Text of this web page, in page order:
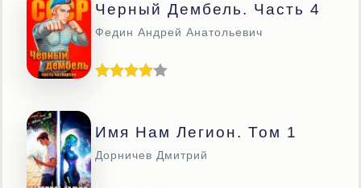
Черный Дембель. Часть 4
Федин Андрей Анатольевич
Имя Нам Легион. Том 1
Дорничев Дмитрий